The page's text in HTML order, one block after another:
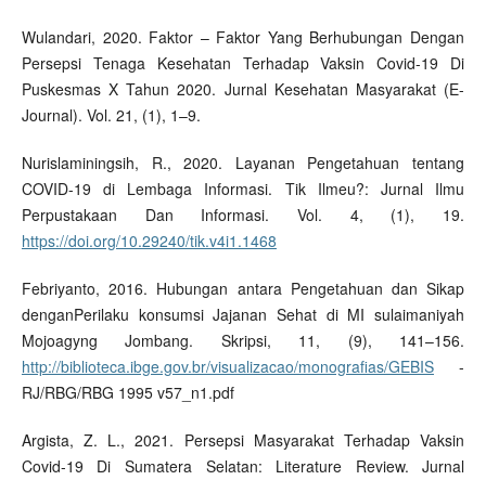
Wulandari, 2020. Faktor – Faktor Yang Berhubungan Dengan
Persepsi Tenaga Kesehatan Terhadap Vaksin Covid-19 Di
Puskesmas X Tahun 2020. Jurnal Kesehatan Masyarakat (E-
Journal). Vol. 21, (1), 1–9.
Nurislaminingsih, R., 2020. Layanan Pengetahuan tentang
COVID-19 di Lembaga Informasi. Tik Ilmeu?: Jurnal Ilmu
Perpustakaan Dan Informasi. Vol. 4, (1), 19.
https://doi.org/10.29240/tik.v4i1.1468
Febriyanto, 2016. Hubungan antara Pengetahuan dan Sikap
denganPerilaku konsumsi Jajanan Sehat di MI sulaimaniyah
Mojoagyng Jombang. Skripsi, 11, (9), 141–156.
http://biblioteca.ibge.gov.br/visualizacao/monografias/GEBIS-
RJ/RBG/RBG 1995 v57_n1.pdf
Argista, Z. L., 2021. Persepsi Masyarakat Terhadap Vaksin
Covid-19 Di Sumatera Selatan: Literature Review. Jurnal